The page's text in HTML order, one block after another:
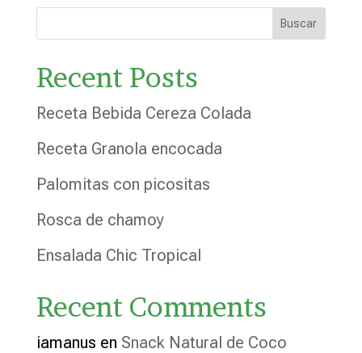
Buscar
Recent Posts
Receta Bebida Cereza Colada
Receta Granola encocada
Palomitas con picositas
Rosca de chamoy
Ensalada Chic Tropical
Recent Comments
iamanus en Snack Natural de Coco